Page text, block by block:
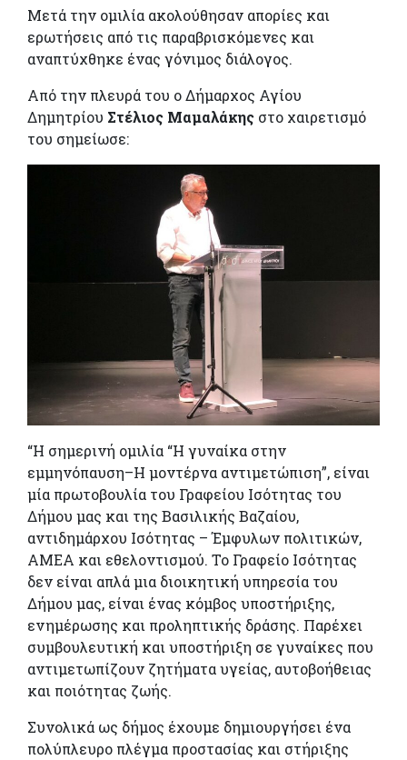
Μετά την ομιλία ακολούθησαν απορίες και
ερωτήσεις από τις παραβρισκόμενες και
αναπτύχθηκε ένας γόνιμος διάλογος.
Από την πλευρά του ο Δήμαρχος Αγίου
Δημητρίου Στέλιος Μαμαλάκης στο χαιρετισμό
του σημείωσε:
“Η σημερινή ομιλία “Η γυναίκα στην
εμμηνόπαυση–Η μοντέρνα αντιμετώπιση”, είναι
μία πρωτοβουλία του Γραφείου Ισότητας του
Δήμου μας και της Βασιλικής Βαζαίου,
αντιδημάρχου Ισότητας –Έμφυλων πολιτικών,
ΑΜΕΑ και εθελοντισμού. Το Γραφείο Ισότητας
δεν είναι απλά μια διοικητική υπηρεσία του
Δήμου μας, είναι ένας κόμβος υποστήριξης,
ενημέρωσης και προληπτικής δράσης. Παρέχει
συμβουλευτική και υποστήριξη σε γυναίκες που
αντιμετωπίζουν ζητήματα υγείας, αυτοβοήθειας
και ποιότητας ζωής.
Συνολικά ως δήμος έχουμε δημιουργήσει ένα
πολύπλευρο πλέγμα προστασίας και στήριξης